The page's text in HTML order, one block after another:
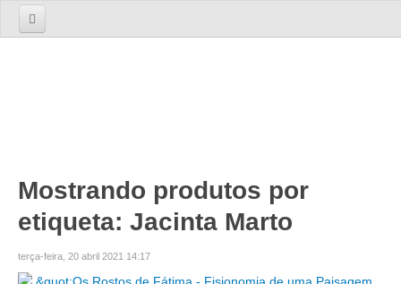
Serviços
TOURS
Tours 1 Dia
Lisboa
Mostrando produtos por
etiqueta: Jacinta Marto
terça-feira, 20 abril 2021 14:17